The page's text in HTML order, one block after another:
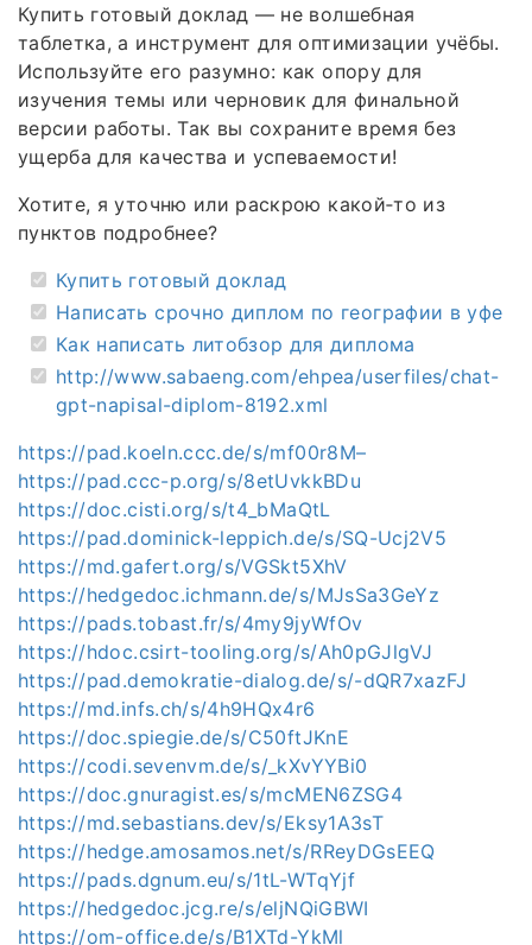
Купить готовый доклад — не волшебная
таблетка, а инструмент для оптимизации учёбы.
Используйте его разумно: как опору для
изучения темы или черновик для финальной
версии работы. Так вы сохраните время без
ущерба для качества и успеваемости!
Хотите, я уточню или раскрою какой‑то из
пунктов подробнее?
Купить готовый доклад
Написать срочно диплом по географии в уфе
Как написать литобзор для диплома
http://www.sabaeng.com/ehpea/userfiles/chat-
gpt-napisal-diplom-8192.xml
https://pad.koeln.ccc.de/s/mf00r8M–
https://pad.ccc-p.org/s/8etUvkkBDu
https://doc.cisti.org/s/t4_bMaQtL
https://pad.dominick-leppich.de/s/SQ-Ucj2V5
https://md.gafert.org/s/VGSkt5XhV
https://hedgedoc.ichmann.de/s/MJsSa3GeYz
https://pads.tobast.fr/s/4my9jyWfOv
https://hdoc.csirt-tooling.org/s/Ah0pGJlgVJ
https://pad.demokratie-dialog.de/s/-dQR7xazFJ
https://md.infs.ch/s/4h9HQx4r6
https://doc.spiegie.de/s/C50ftJKnE
https://codi.sevenvm.de/s/_kXvYYBi0
https://doc.gnuragist.es/s/mcMEN6ZSG4
https://md.sebastians.dev/s/Eksy1A3sT
https://hedge.amosamos.net/s/RReyDGsEEQ
https://pads.dgnum.eu/s/1tL-WTqYjf
https://hedgedoc.jcg.re/s/eljNQiGBWI
https://om-office.de/s/B1XTd-YkMl